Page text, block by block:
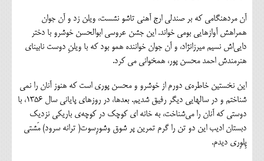
آن مردهنگامی که بر صندلی ارج آهنی تاشو نشست، ویلن زد و آن جوان
همراهش آوازهایی بومی خواند. این جشن عروسی ابوالحسن خوشرو با دختر
دایی‌اش نسیم میرزانژاد، و آن جوان خواننده همو بود که با ویلنِ دوست نابینای
هنرمندش احمد محسن پور، همخوانی می کرد.
این نخستین خاطره‌ی دورم از خوشرو و محسن پوری است که هنوز آنان را نمی
شناختم و در سالهایی دیگر رفیق شدیم. بعدها، در روزهای پایانی سال ۱۳۵۶، با
دوستی که آنان را می‌شناخت، به خانه ای کوچک در کوچه‌ی باریکی نزدیک
دبستان ادیب این دو تن را گرم تمرین پر شوق وشورِسوت( ترانه سرود) مَشتی
پِلوِری دیدم.